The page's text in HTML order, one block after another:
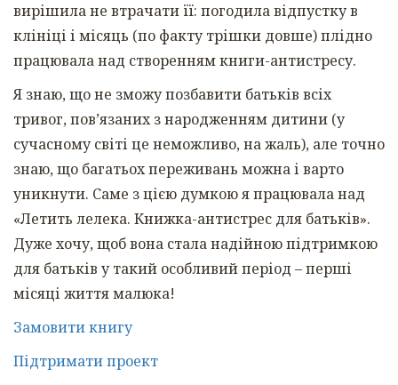
вирішила не втрачати її: погодила відпустку в
клініці і місяць (по факту трішки довше) плідно
працювала над створенням книги-антистресу.
Я знаю, що не зможу позбавити батьків всіх
тривог, пов’язаних з народженням дитини (у
сучасному світі це неможливо, на жаль), але точно
знаю, що багатьох переживань можна і варто
уникнути. Саме з цією думкою я працювала над
«Летить лелека. Книжка-антистрес для батьків».
Дуже хочу, щоб вона стала надійною підтримкою
для батьків у такий особливий період – перші
місяці життя малюка!
Замовити книгу
Підтримати проект